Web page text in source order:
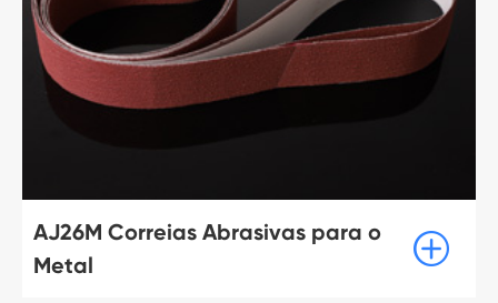
AJ26M Correias Abrasivas para o
Metal
